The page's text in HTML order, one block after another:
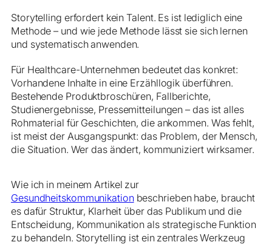
Storytelling erfordert kein Talent. Es ist lediglich eine
Methode – und wie jede Methode lässt sie sich lernen
und systematisch anwenden.
Für Healthcare-Unternehmen bedeutet das konkret:
Vorhandene Inhalte in eine Erzähllogik überführen.
Bestehende Produktbroschüren, Fallberichte,
Studienergebnisse, Pressemitteilungen – das ist alles
Rohmaterial für Geschichten, die ankommen. Was fehlt,
ist meist der Ausgangspunkt: das Problem, der Mensch,
die Situation. Wer das ändert, kommuniziert wirksamer.
Wie ich in meinem Artikel zur
Gesundheitskommunikationbeschrieben habe, braucht
es dafür Struktur, Klarheit über das Publikum und die
Entscheidung, Kommunikation als strategische Funktion
zu behandeln. Storytelling ist ein zentrales Werkzeug